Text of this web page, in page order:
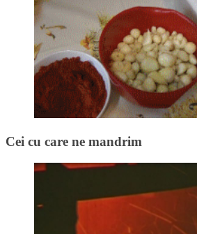
Cei cu care ne mandrim